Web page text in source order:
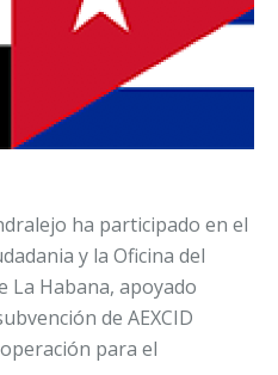
ha participado en el
y la Oficina del
La Habana, apoyado
de AEXCID
para el